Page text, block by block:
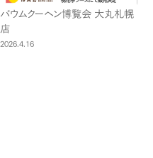
バウムクーヘン博覧会 大丸札幌
店
2026.4.16